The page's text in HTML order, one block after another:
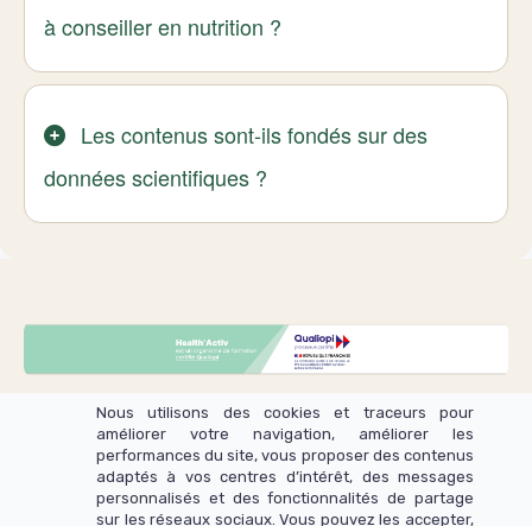
à conseiller en nutrition ?
Les contenus sont-ils fondés sur des
données scientifiques ?
Nous utilisons des cookies et traceurs pour
améliorer votre navigation, améliorer les
performances du site, vous proposer des contenus
adaptés à vos centres d’intérêt, des messages
personnalisés et des fonctionnalités de partage
sur les réseaux sociaux. Vous pouvez les accepter,